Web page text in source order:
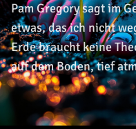
Pam Gregory sagt im
etwas, das ich nicht
Erde braucht keine
auf dem Boden, tief